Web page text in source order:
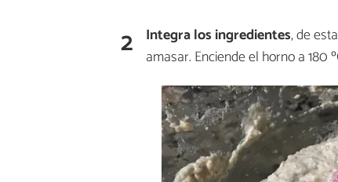
2 Integra los ingredientes, de
amasar. Enciende el horno a 180